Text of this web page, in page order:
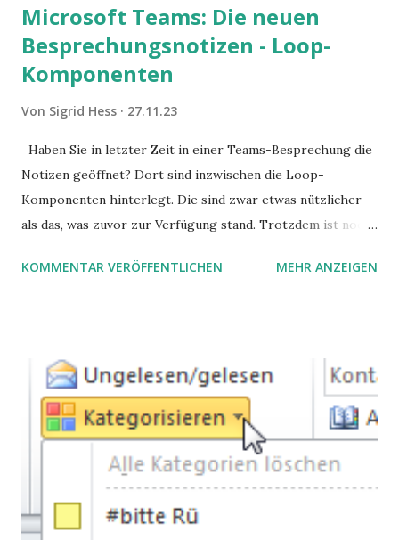
Microsoft Teams: Die neuen
Besprechungsnotizen - Loop-
Komponenten
Von Sigrid Hess 27.11.23
Haben Sie in letzter Zeit in einer Teams-Besprechung die
Notizen geöffnet? Dort sind inzwischen die Loop-
Komponenten hinterlegt. Die sind zwar etwas nützlicher
als das, was zuvor zur Verfügung stand. Trotzdem ist noch
Stolperfallen. Hier ein erster, kritischer Blick auf das was
KOMMENTAR VERÖFFENTLICHEN MEHR ANZEIGEN